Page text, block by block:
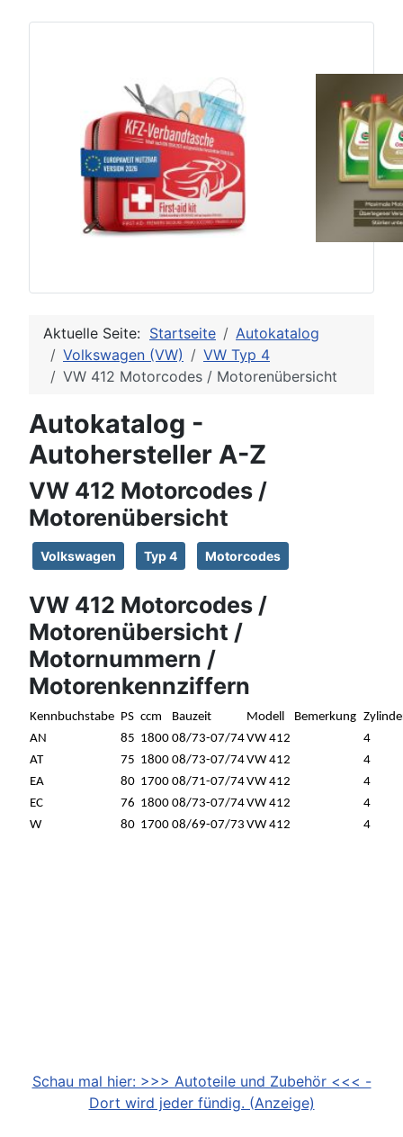
Aktuelle Seite: Startseite
Autokatalog
Volkswagen (VW)
VW Typ 4
VW 412 Motorcodes / Motorenübersicht
Autokatalog -
Autohersteller A-Z
VW 412 Motorcodes /
Motorenübersicht
Volkswagen Typ 4 Motorcodes
VW 412 Motorcodes /
Motorenübersicht /
Motornummern /
Motorenkennziffern
Kennbuchstabe PS ccm Bauzeit Modell Bemerkung
AN
85 1800 08/73-07/74VW 412
4
AT
75 1800 08/73-07/74VW 412
4
EA
80 1700 08/71-07/74VW 412
4
EC
76 1800 08/73-07/74VW 412
4
W
80 1700 08/69-07/73 VW 412 4
Schau mal hier: >>> Autoteile und Zubehör <<< -
Dort wird jeder fündig. (Anzeige)